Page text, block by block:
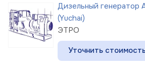
Дизельный
(Yuchai)
ЭТРО
Уточнить